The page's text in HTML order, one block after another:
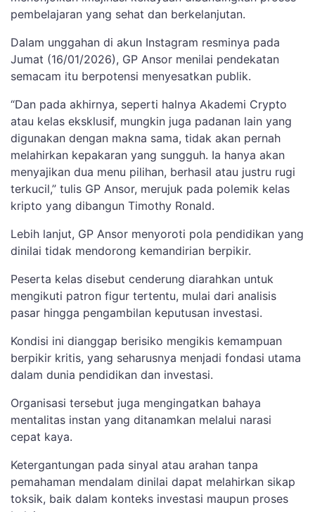
pembelajaran yang sehat dan berkelanjutan.
Dalam unggahan di akun Instagram resminya pada
Jumat (16/01/2026), GP Ansor menilai pendekatan
semacam itu berpotensi menyesatkan publik.
“Dan pada akhirnya, seperti halnya Akademi Crypto
atau kelas eksklusif, mungkin juga padanan lain yang
digunakan dengan makna sama, tidak akan pernah
melahirkan kepakaran yang sungguh. Ia hanya akan
menyajikan dua menu pilihan, berhasil atau justru rugi
terkucil,” tulis GP Ansor, merujuk pada polemik kelas
kripto yang dibangun Timothy Ronald.
Lebih lanjut, GP Ansor menyoroti pola pendidikan yang
dinilai tidak mendorong kemandirian berpikir.
Peserta kelas disebut cenderung diarahkan untuk
mengikuti patron figur tertentu, mulai dari analisis
pasar hingga pengambilan keputusan investasi.
Kondisi ini dianggap berisiko mengikis kemampuan
berpikir kritis, yang seharusnya menjadi fondasi utama
dalam dunia pendidikan dan investasi.
Organisasi tersebut juga mengingatkan bahaya
mentalitas instan yang ditanamkan melalui narasi
cepat kaya.
Ketergantungan pada sinyal atau arahan tanpa
pemahaman mendalam dinilai dapat melahirkan sikap
toksik, baik dalam konteks investasi maupun proses